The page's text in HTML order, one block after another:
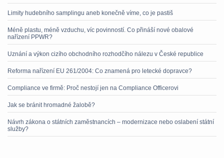
Limity hudebního samplingu aneb konečně víme, co je pastiš
Méně plastu, méně vzduchu, víc povinností. Co přináší nové obalové
nařízení PPWR?
Uznání a výkon cizího obchodního rozhodčího nálezu v České republice
Reforma nařízení EU 261/2004: Co znamená pro letecké dopravce?
Compliance ve firmě: Proč nestojí jen na Compliance Officerovi
Jak se bránit hromadné žalobě?
Návrh zákona o státních zaměstnancích – modernizace nebo oslabení státní
služby?